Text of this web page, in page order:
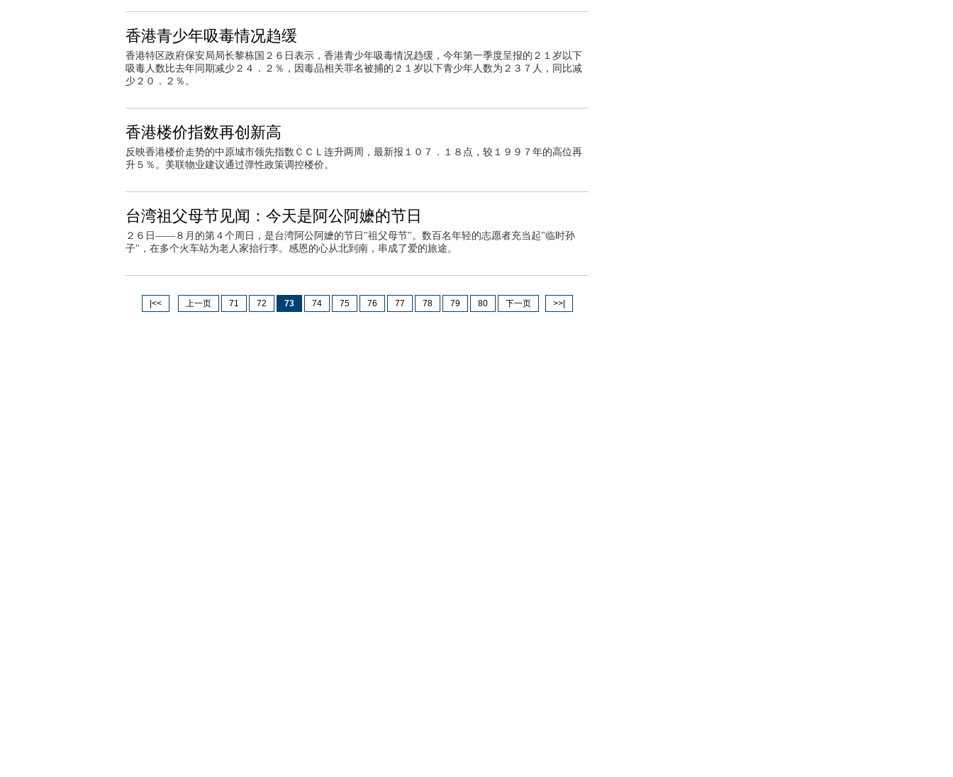
香港青少年吸毒情况趋缓
香港特区政府保安局局长黎栋国２６日表示，香港青少年吸毒情况趋缓，今年第一季度呈报的２１岁以下
吸毒人数比去年同期减少２４．２％，因毒品相关罪名被捕的２１岁以下青少年人数为２３７人，同比减
少２０．２％。
香港楼价指数再创新高
反映香港楼价走势的中原城市领先指数ＣＣＬ连升两周，最新报１０７．１８点，较１９９７年的高位再
升５％。美联物业建议通过弹性政策调控楼价。
台湾祖父母节见闻：今天是阿公阿嬷的节日
２６日——８月的第４个周日，是台湾阿公阿嬷的节日"祖父母节"。数百名年轻的志愿者充当起"临时孙
子"，在多个火车站为老人家抬行李。感恩的心从北到南，串成了爱的旅途。
|<< 上一页 71 72 73 74 75 76 77 78 79 80 下一页 >>|